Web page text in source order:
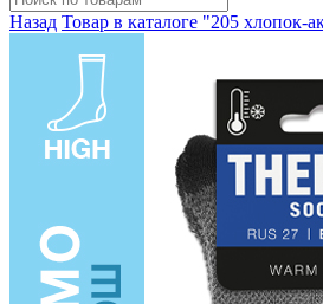
Назад Товар в каталоге "205 хлопок-